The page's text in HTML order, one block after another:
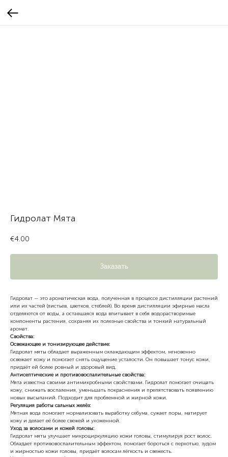
Гидролат Мята
€4.00
Заказать
Гидролат — это ароматическая вода, полученная в процессе дистилляции растений
или их частей (листьев, цветков, стеблей). Во время дистилляции эфирные масла
отделяются от воды, а оставшаяся вода впитывает в себя водорастворимые
компоненты растения, сохраняя их полезные свойства и тонкий натуральный
аромат.
Свойства:
Освежающее и тонизирующее действие:
Гидролат мяты обладает выраженным охлаждающим эффектом, мгновенно
освежает кожу и помогает снять ощущение усталости. Он повышает тонус кожи,
придаёт ей более ровный и здоровый вид.
Антисептические и противовоспалительные свойства:
Мята известна своими антимикробными свойствами. Гидролат помогает очищать
кожу, снижать воспаления, уменьшать покраснения и препятствовать появлению
новых высыпаний. Подходит для проблемной и жирной кожи.
Регуляция работы сальных желёз:
Мятная вода помогает нормализовать выработку себума, сужает поры, матирует
кожу и делает её более свежей и ухоженной.
Уход за волосами и кожей головы:
Гидролат мяты улучшает микроциркуляцию кожи головы, стимулируя рост волос.
Обладает противовоспалительным эффектом, помогает бороться с перхотью, зудом
и жирностью кожи головы, придаёт волосам лёгкость и свежесть.